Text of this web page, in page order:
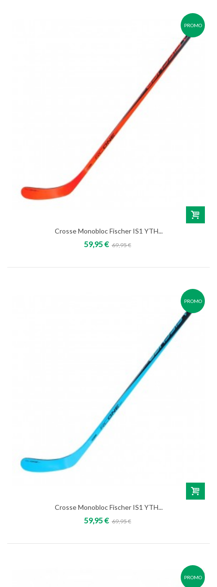
PROMO
Crosse Monobloc Fischer IS1 YTH...
59,95 € 69,95 €
PROMO
Crosse Monobloc Fischer IS1 YTH...
59,95 € 69,95 €
PROMO